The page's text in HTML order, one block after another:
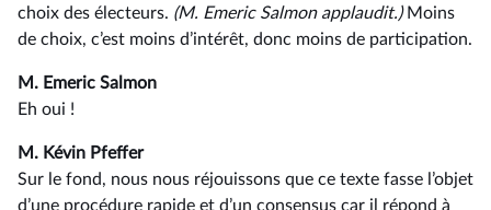
choix des électeurs. (M. Emeric Salmon applaudit.)Moins
de choix, c’est moins d’intérêt, donc moins de participation.
M. Emeric Salmon
Eh oui !
M. Kévin Pfeffer
Sur le fond, nous nous réjouissons que ce texte fasse l’objet
d’une procédure rapide et d’un consensus car il répond à